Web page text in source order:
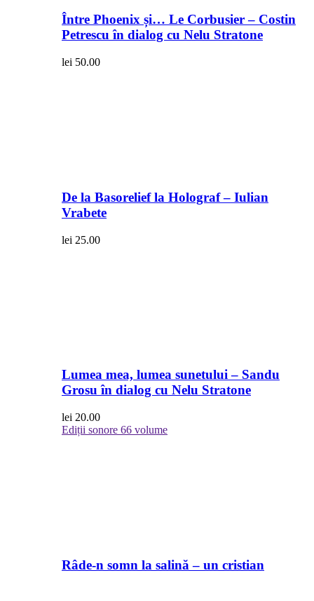
Între Phoenix și… Le Corbusier – Costin
Petrescu în dialog cu Nelu Stratone
lei 50.00
De la Basorelief la Holograf – Iulian
Vrabete
lei 25.00
Lumea mea, lumea sunetului – Sandu
Grosu în dialog cu Nelu Stratone
lei 20.00
Ediții sonore 66 volume
Râde-n somn la salină – un cristian